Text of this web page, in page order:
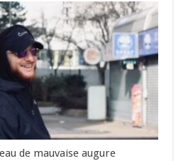
de mauvaise augure